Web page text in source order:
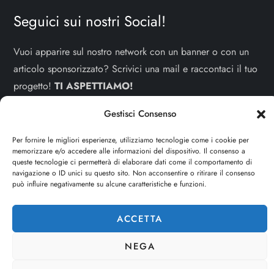
Gestisci Consenso
Per fornire le migliori esperienze, utilizziamo tecnologie come i cookie per
memorizzare e/o accedere alle informazioni del dispositivo. Il consenso a
queste tecnologie ci permetterà di elaborare dati come il comportamento di
navigazione o ID unici su questo sito. Non acconsentire o ritirare il consenso
può influire negativamente su alcune caratteristiche e funzioni.
ACCETTA
NEGA
Seguici sui nostri Social!
Vuoi apparire sul nostro network con un banner o con un
articolo sponsorizzato? Scrivici una mail e raccontaci il tuo
progetto!TI ASPETTIAMO!
staff@dojoblog.it
dojouomo.it è un progetto facente parte del network
dojoblog.it di proprietà dellaReadMore ADVcon sede
legale in Via delle Sirene 34 - Roma - P.iva: